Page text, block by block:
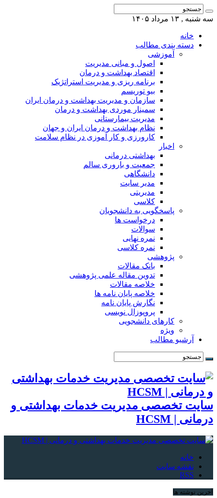
سه شنبه , ۱۳ مرداد ۱۴۰۵
خانه
دسته بندی مطالب
آموزشی
اصول و مبانی مدیریت
اقتصاد بهداشت و درمان
برنامه ریزی و مدیریت استراتژیک
بیو توریسم
سازمان و مدیریت بهداشت و درمان ایران
سمینار موردی بهداشت و درمان
مدیریت بیمارستانی
نظام بهداشت و درمان ایران و جهان
کارورزی و کار آموزی در نظام سلامت
اخبار
بهداشتی درمانی
جمعیت و باروری سالم
دانشگاهی
مدیر سایت
مدیریتی
کلاسی
پاسخگویی به دانشجویان
درخواست ها
سوالات
نمره نهایی
نمره کلاسی
پژوهشی
بانک مقالات
تدوین مقاله علمی پژوهشی
خلاصه مقالات
خلاصه پایان نامه ها
نگارش پایان نامه
پروپوزال نویسی
کارهای دانشجویی
ویژه
آرشیو مطالب
سایت تخصصی مدیریت خدمات بهداشتی و
درمانی | HCSM
خانه
نقشه سایت
RSS
آخرین نوشته ها